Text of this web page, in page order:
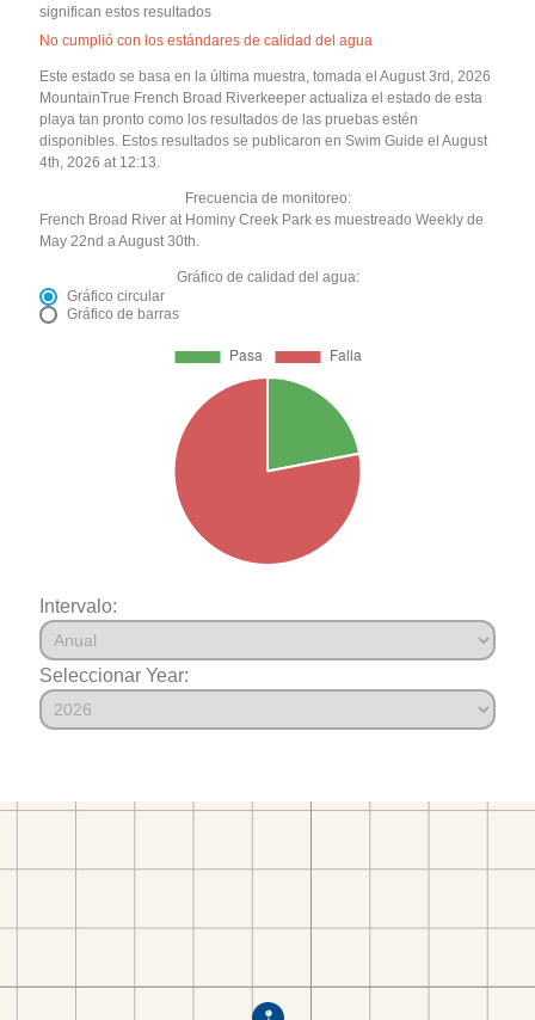
significan estos resultados
No cumplió con los estándares de calidad del agua
Este estado se basa en la última muestra, tomada el August 3rd, 2026
MountainTrue French Broad Riverkeeper actualiza el estado de esta
playa tan pronto como los resultados de las pruebas estén
disponibles. Estos resultados se publicaron en Swim Guide el August
4th, 2026 at 12:13.
Frecuencia de monitoreo:
French Broad River at Hominy Creek Park es muestreado Weekly de
May 22nd a August 30th.
Gráfico de calidad del agua:
Gráfico circular
Gráfico de barras
Intervalo:
Seleccionar Year: